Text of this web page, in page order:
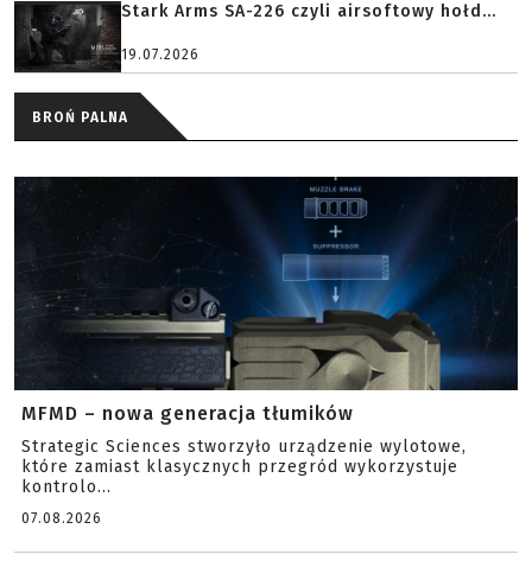
Stark Arms SA-226 czyli airsoftowy hołd...
19.07.2026
BROŃ PALNA
MFMD – nowa generacja tłumików
Strategic Sciences stworzyło urządzenie wylotowe,
które zamiast klasycznych przegród wykorzystuje
kontrolo...
07.08.2026